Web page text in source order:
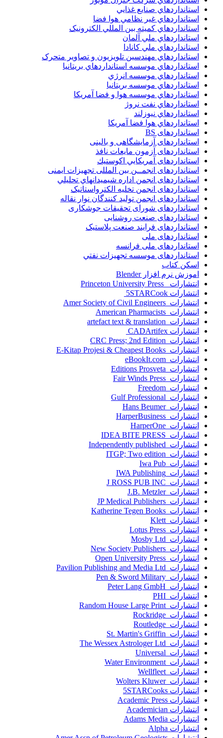
استانداردهاي صنايع غذايي
استانداردهاي غير نظامي هوا فضا
استانداردهاي کميته بين المللي الکترونيک
استانداردهاي ملي آلمان
استانداردهاي ملي کانادا
استانداردهاي مهندسين تلويزيون و تصاوير متحرک
استانداردهاي موسسه استانداردهاي بريتانيا
استانداردهاي موسسه انرژي
استانداردهاي موسسه بريتانيا
استانداردهاي موسسه هوا و فضا آمريکا
استانداردهاي نفت نروژ
استانداردهاي نيوزلند
استانداردهاي هوا فضا آمريکا
استانداردهای BS
استانداردهای آزمایشگاهی و بالینی
استانداردهای آزمون مایعات نافذ
استانداردهای آمريكايي اكوستيك
استانداردهای انجمــن بين المللى تجهيزات ايمنى
استانداردهای انجمن اداره شيميدانهاي تحليلي
استانداردهای انجمن تخليه الکترواستاتيک
استانداردهای انجمن توليد کنندگان نوار نقاله
استانداردهای شورای تحقیقات جوشکاری
استانداردهای صنعت روشنایی
استانداردهای فرايند صنعت پلاستيک
استانداردهای ملی
استانداردهای ملی فرانسه
استانداردهای موسسه تجهيزات نفتي
اسکن کتاب
اموزش نرم افزار Blender
انتشارات Princeton University Press
انتشارات ‎ 5STARCook
انتشارات Amer Society of Civil Engineers
انتشارات American Pharmacists
انتشارات artefact text & translation
انتشارات ‎ CADArtifex
انتشارات CRC Press; 2nd Edition
انتشارات E-Kitap Projesi & Cheapest Books
انتشارات eBookIt.com
انتشارات Editions Prosveta
انتشارات Fair Winds Press
انتشارات Freedom
انتشارات Gulf Professional
انتشارات Hans Beumer
انتشارات HarperBusiness
انتشارات HarperOne
انتشارات IDEA BITE PRESS
انتشارات Independently published
انتشارات ITGP; Two edition
انتشارات Iwa Pub
انتشارات IWA Publishing
انتشارات J ROSS PUB INC
انتشارات J.B. Metzler
انتشارات JP Medical Publishers
انتشارات Katherine Tegen Books
انتشارات Klett
انتشارات Lotus Press
انتشارات Mosby Ltd
انتشارات New Society Publishers
انتشارات Open University Press
انتشارات Pavilion Publishing and Media Ltd
انتشارات Pen & Sword Military
انتشارات Peter Lang GmbH
انتشارات PHI
انتشارات Random House Large Print
انتشارات Rockridge
انتشارات Routledge
انتشارات St. Martin's Griffin
انتشارات The Wessex Astrologer Ltd
انتشارات Universal
انتشارات Water Environment
انتشارات Wellfleet
انتشارات Wolters Kluwer
انتشارات 5STARCooks
انتشارات Academic Press
انتشارات Academician
انتشارات Adams Media
انتشارات Alpha